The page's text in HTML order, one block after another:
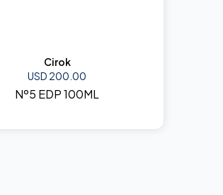
Cirok
USD 200.00
Nº5 EDP 100ML